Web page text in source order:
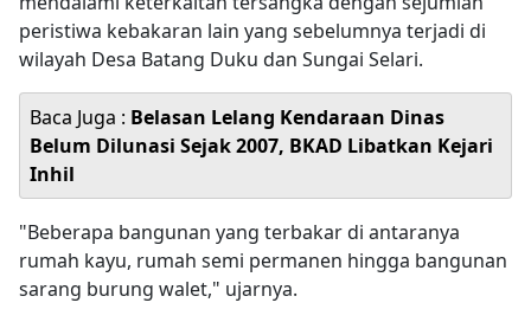
peristiwa kebakaran lain yang sebelumnya terjadi di
wilayah Desa Batang Duku dan Sungai Selari.
Baca Juga : Belasan Lelang Kendaraan Dinas
Belum Dilunasi Sejak 2007, BKAD Libatkan Kejari
Inhil
"Beberapa bangunan yang terbakar di antaranya
rumah kayu, rumah semi permanen hingga bangunan
sarang burung walet," ujarnya.